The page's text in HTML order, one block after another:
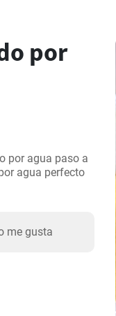
por
por agua paso a
agua perfecto
me gusta